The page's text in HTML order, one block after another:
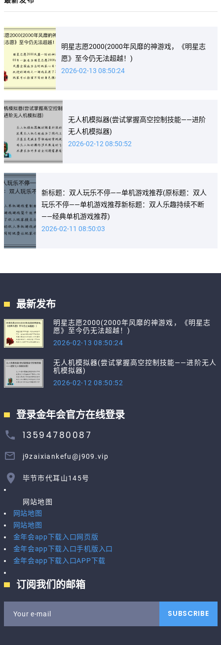
明星志愿2000(2000年风靡的神游戏，《明星志
愿》至今仍无法超越！)
2026-02-13 08:50:24
无人机模拟器(尝试掌握高空控制技能——进阶
无人机模拟器)
2026-02-12 08:50:52
新标题：双人玩乐不停——单机游戏推荐(原标题：双人
玩乐不停——单机游戏推荐新标题：双人乐趣持续不断
——经典单机游戏推荐)
2026-02-11 08:50:03
最新发布
明星志愿2000(2000年风靡的神游戏，《明星志
愿》至今仍无法超越！)
2026-02-13 08:50:24
无人机模拟器(尝试掌握高空控制技能——进阶无人
机模拟器)
2026-02-12 08:50:52
登录金年会官方在线登录
13594780087
j9zaixiankefu@j909.vip
毕节市代耳山145号
网站地图
网站地图
网站地图
金年会app下载入口网页版
金年会app下载入口手机版入口
金年会app下载入口APP下载
订阅我们的邮箱
Your e-mail SUBSCRIBE